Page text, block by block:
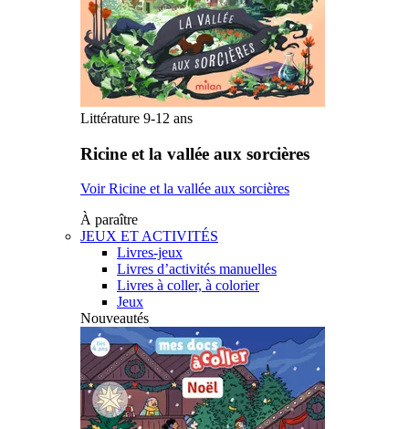
Littérature 9-12 ans
Ricine et la vallée aux sorcières
Voir Ricine et la vallée aux sorcières
À paraître
JEUX ET ACTIVITÉS
Livres-jeux
Livres d’activités manuelles
Livres à coller, à colorier
Jeux
Nouveautés